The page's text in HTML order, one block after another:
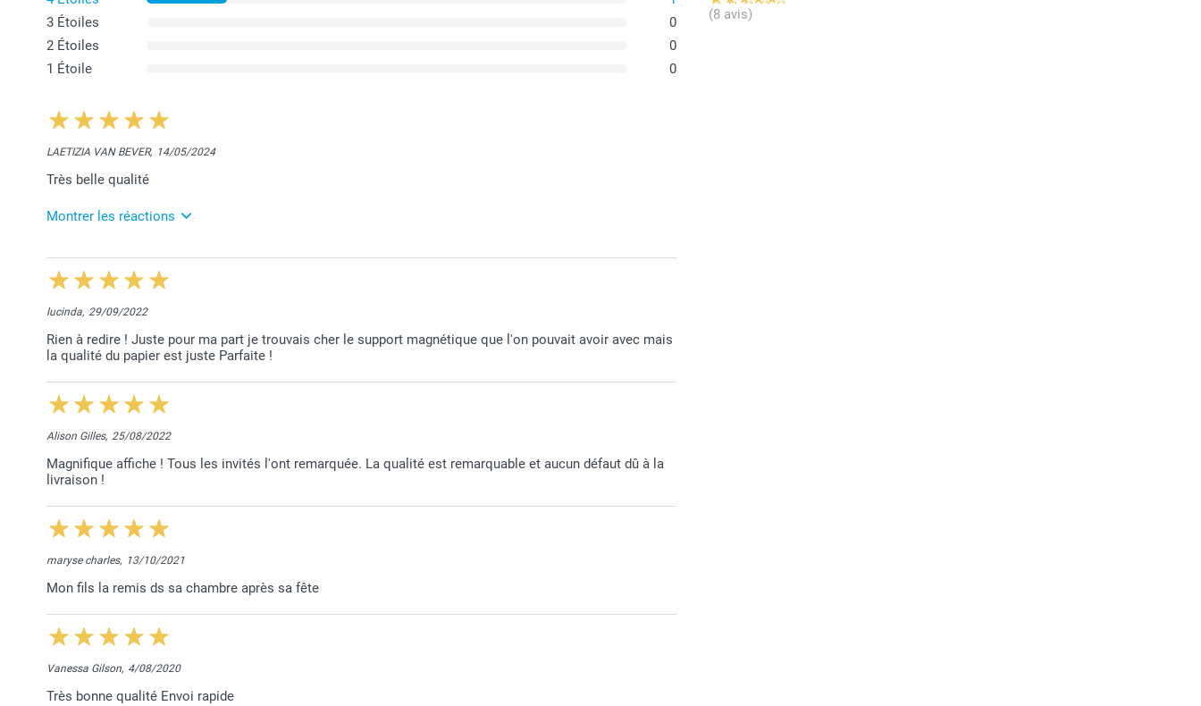
3 Étoiles
0
2 Étoiles
0
1 Étoile
0
LAETIZIA VAN BEVER, 14/05/2024
Très belle qualité
Montrer les réactions
14/05/2024
11:31
Bonjour Laetizia,
Belle journée,
lucinda, 29/09/2022
Rien à redire ! Juste pour ma part je trouvais cher le support magnétique que l'on pouvait avoir avec mais
la qualité du papier est juste Parfaite !
Alison Gilles, 25/08/2022
Magnifique affiche ! Tous les invités l'ont remarquée. La qualité est remarquable et aucun défaut dû à la
livraison !
maryse charles, 13/10/2021
Mon fils la remis ds sa chambre après sa fête
Vanessa Gilson, 4/08/2020
Très bonne qualité Envoi rapide
(8 avis)